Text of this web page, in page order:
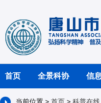
首页 全景科协 信